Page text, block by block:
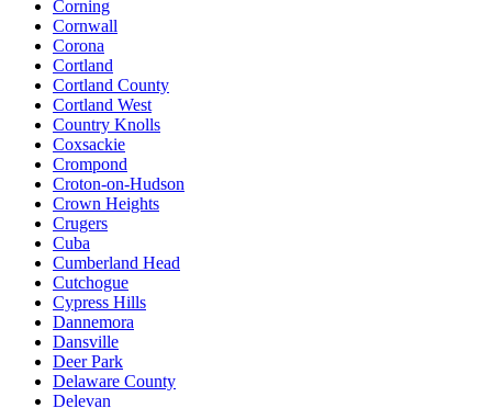
Corning
Cornwall
Corona
Cortland
Cortland County
Cortland West
Country Knolls
Coxsackie
Crompond
Croton-on-Hudson
Crown Heights
Crugers
Cuba
Cumberland Head
Cutchogue
Cypress Hills
Dannemora
Dansville
Deer Park
Delaware County
Delevan